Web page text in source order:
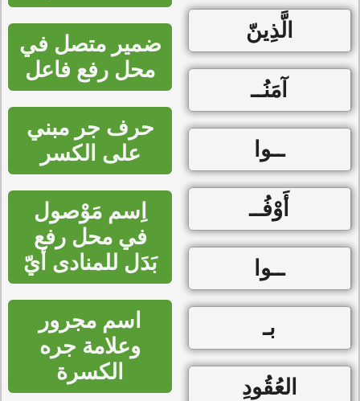
ضمير متصل في
محل رفع فاعل
حرف جر مبني
على الكسر
اِسم مَوْصول
في محل رفع
بَدَل للمنادى أيّ
اسم مجرور
وعلامة جره
الكسرة
الَّذِينّ
آمَنُــ
ــوا
أَوْفُــ
ــوا
بـ
العُقُودِ